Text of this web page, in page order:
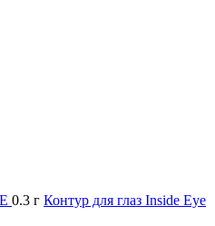
0.3 г Контур для глаз Inside Eye